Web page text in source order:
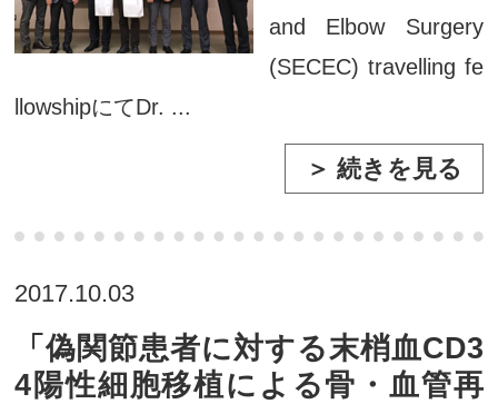
and Elbow Surgery
(SECEC) travelling fe
llowshipにてDr. ...
＞ 続きを見る
2017.10.03
「偽関節患者に対する末梢血CD3
4陽性細胞移植による骨・血管再